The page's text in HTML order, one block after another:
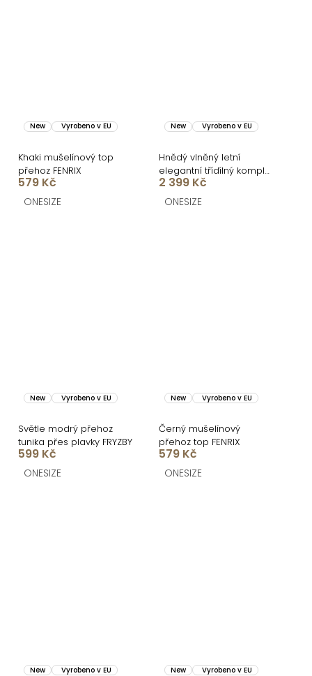
New Vyrobeno v EU
Khaki mušelínový top
přehoz FENRIX
579 Kč
ONESIZE
New Vyrobeno v EU
Hnědý vlněný letní
elegantní třídílný komplet
ITALIAN
2 399 Kč
ONESIZE
New Vyrobeno v EU
Světle modrý přehoz
tunika přes plavky FRYZBY
599 Kč
ONESIZE
New Vyrobeno v EU
Černý mušelínový
přehoz top FENRIX
579 Kč
ONESIZE
New Vyrobeno v EU New Vyrobeno v EU